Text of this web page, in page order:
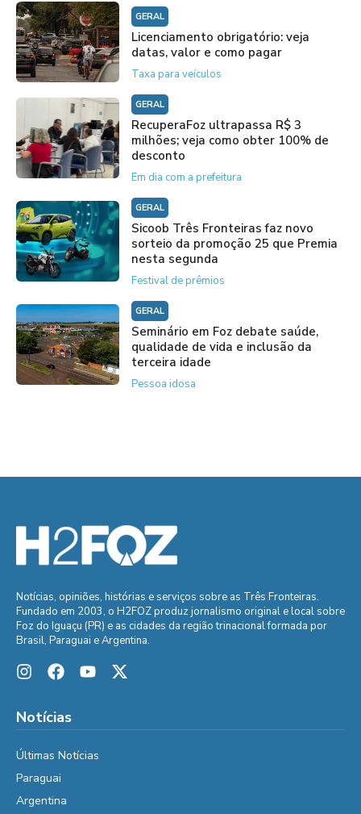
GERAL
Licenciamento obrigatório: veja
datas, valor e como pagar
Taxa para veículos
GERAL
RecuperaFoz ultrapassa R$ 3
milhões; veja como obter 100% de
desconto
Em dia com a prefeitura
GERAL
Sicoob Três Fronteiras faz novo
sorteio da promoção 25 que Premia
nesta segunda
Festival de prêmios
GERAL
Seminário em Foz debate saúde,
qualidade de vida e inclusão da
terceira idade
Pessoa idosa
Notícias, opiniões, histórias e serviços sobre as Três Fronteiras.
Fundado em 2003, o H2FOZ produz jornalismo original e local sobre
Foz do Iguaçu (PR) e as cidades da região trinacional formada por
Brasil, Paraguai e Argentina.
Notícias
Últimas Notícias
Paraguai
Argentina